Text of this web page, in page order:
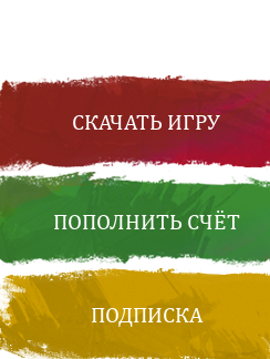
СКАЧАТЬ ИГРУ
ПОПОЛНИТЬ СЧЁТ
ПОДПИСКА